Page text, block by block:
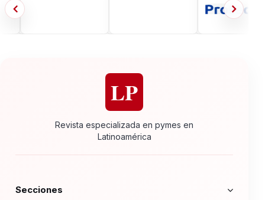
LP
Revista especializada en pymes en
Latinoamérica
Secciones